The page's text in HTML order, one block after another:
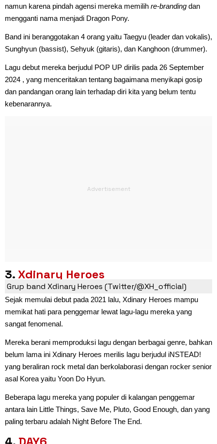
namun karena pindah agensi mereka memilih re-branding dan
mengganti nama menjadi Dragon Pony.
Band ini beranggotakan 4 orang yaitu Taegyu (leader dan vokalis),
Sunghyun (bassist), Sehyuk (gitaris), dan Kanghoon (drummer).
Lagu debut mereka berjudul POP UP dirilis pada 26 September
2024 , yang menceritakan tentang bagaimana menyikapi gosip
dan pandangan orang lain terhadap diri kita yang belum tentu
kebenarannya.
3.Xdinary Heroes
Grup band Xdinary Heroes (Twitter/@XH_official)
Sejak memulai debut pada 2021 lalu, Xdinary Heroes mampu
memikat hati para penggemar lewat lagu-lagu mereka yang
sangat fenomenal.
Mereka berani memproduksi lagu dengan berbagai genre, bahkan
belum lama ini Xdinary Heroes merilis lagu berjudul iNSTEAD!
yang beraliran rock metal dan berkolaborasi dengan rocker senior
asal Korea yaitu Yoon Do Hyun.
Beberapa lagu mereka yang populer di kalangan penggemar
antara lain Little Things, Save Me, Pluto, Good Enough, dan yang
paling terbaru adalah Night Before The End.